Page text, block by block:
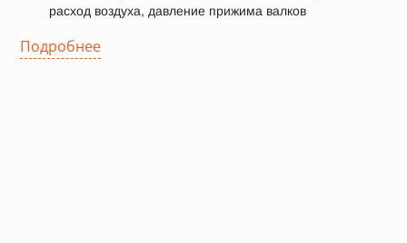
расход воздуха, давление прижима валков
Подробнее